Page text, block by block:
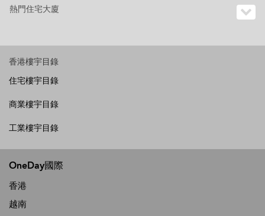
熱門住宅大廈
香港樓宇目錄
住宅樓宇目錄
商業樓宇目錄
工業樓宇目錄
OneDay國際
香港
越南